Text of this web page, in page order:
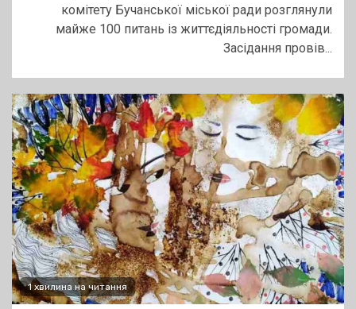
комітету Бучанської міської ради розглянули
майже 100 питань із життєдіяльності громади.
Засідання провів...
1 хвилина на читання